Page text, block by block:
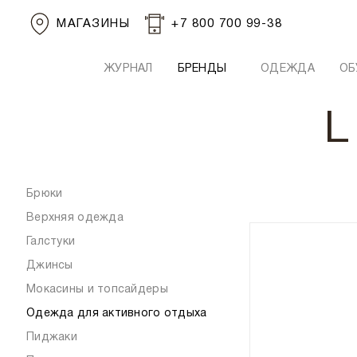
МАГАЗИНЫ +7 800 700 99-38
ЖУРНАЛ БРЕНДЫ ОДЕЖДА
Брюки
Верхняя одежда
Галстуки
Джинсы
Мокасины и топсайдеры
Одежда для активного отдыха
Пиджаки